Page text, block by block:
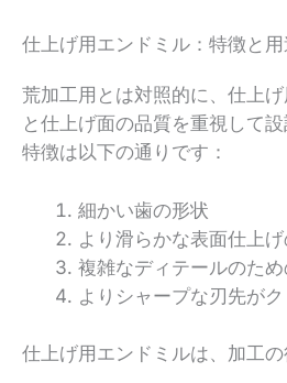
仕上げ用エンドミル：特徴と用
荒加工用とは対照的に、仕上
と仕上げ面の品質を重視して
特徴は以下の通りです：
細かい歯の形状
より滑らかな表面仕上
複雑なディテールのた
よりシャープな刃先が
仕上げ用エンドミルは、加工の